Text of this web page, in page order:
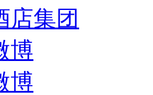
店集团
博
博